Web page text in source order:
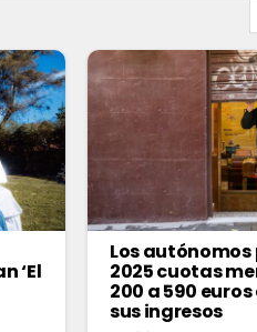
‘El
Los
2025 cuotas
200 a 590
sus ingresos